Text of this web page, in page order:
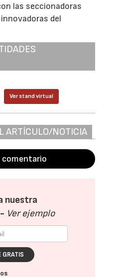
las seccionadoras
del
Ver stand virtual
ARTÍCULO/NOTICIA
comentario
nuestra
Ver ejemplo
GRATIS